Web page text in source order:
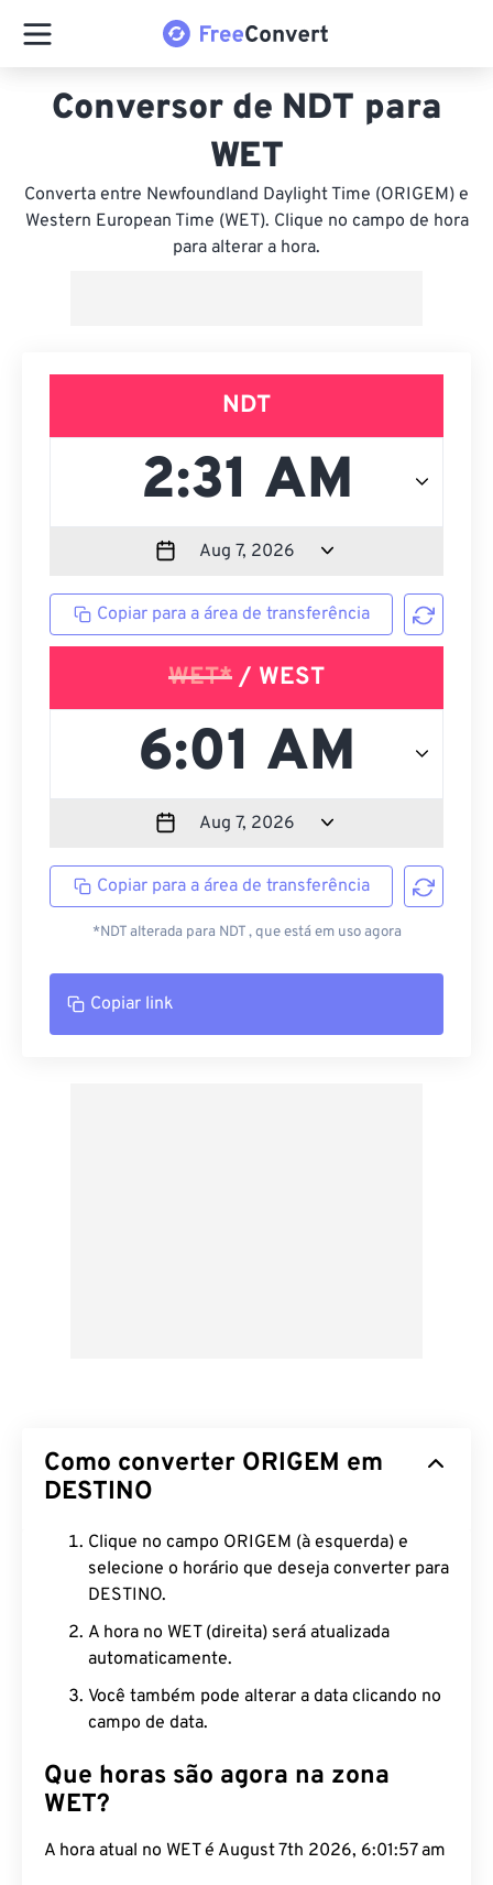
Conversor de NDT para
WET
Converta entre Newfoundland Daylight Time (ORIGEM) e
Western European Time (WET). Clique no campo de hora
para alterar a hora.
NDT
Copiar para a área de transferência
WET* / WEST
Copiar para a área de transferência
*NDT alterada para NDT , que está em uso agora
Copiar link
Como converter ORIGEM em
DESTINO
Clique no campo ORIGEM (à esquerda) e
selecione o horário que deseja converter para
DESTINO.
A hora no WET (direita) será atualizada
automaticamente.
Você também pode alterar a data clicando no
campo de data.
Que horas são agora na zona
WET?
A hora atual no WET é August 7th 2026, 6:01:58 am